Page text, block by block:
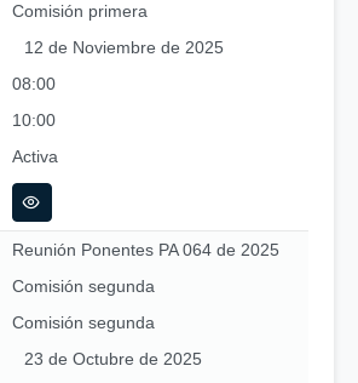
Comisión primera
12 de Noviembre de 2025
08:00
10:00
Activa
Reunión Ponentes PA 064 de 2025
Comisión segunda
Comisión segunda
23 de Octubre de 2025